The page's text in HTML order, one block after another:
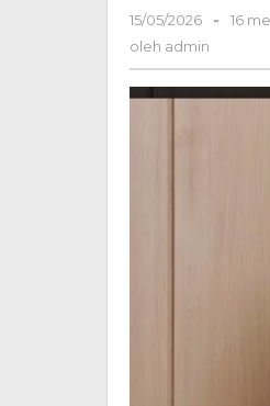
15/05/2026
oleh
-
16
oleh admin